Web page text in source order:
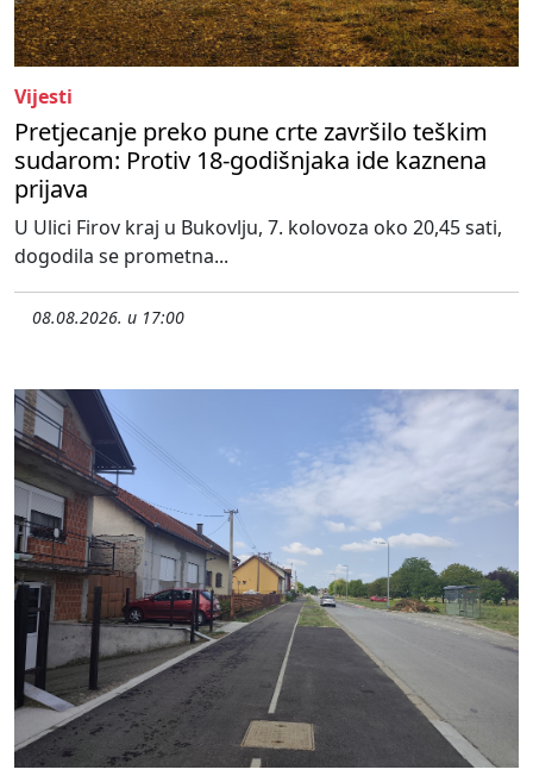
Vijesti
Pretjecanje preko pune crte završilo teškim
sudarom: Protiv 18-godišnjaka ide kaznena
prijava
U Ulici Firov kraj u Bukovlju, 7. kolovoza oko 20,45 sati,
dogodila se prometna...
08.08.2026. u 17:00